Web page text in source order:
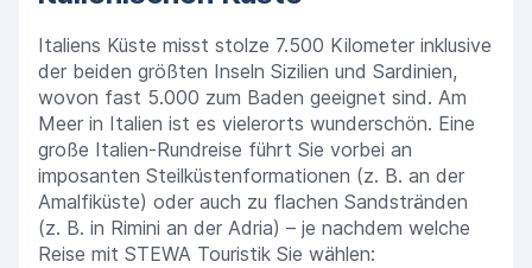
Italiens Küste misst stolze 7.500 Kilometer inklusive
der beiden größten Inseln Sizilien und Sardinien,
wovon fast 5.000 zum Baden geeignet sind. Am
Meer in Italien ist es vielerorts wunderschön. Eine
große Italien-Rundreise führt Sie vorbei an
imposanten Steilküstenformationen (z. B. an der
Amalfiküste) oder auch zu flachen Sandstränden
(z. B. in Rimini an der Adria) – je nachdem welche
Reise mit STEWA Touristik Sie wählen: